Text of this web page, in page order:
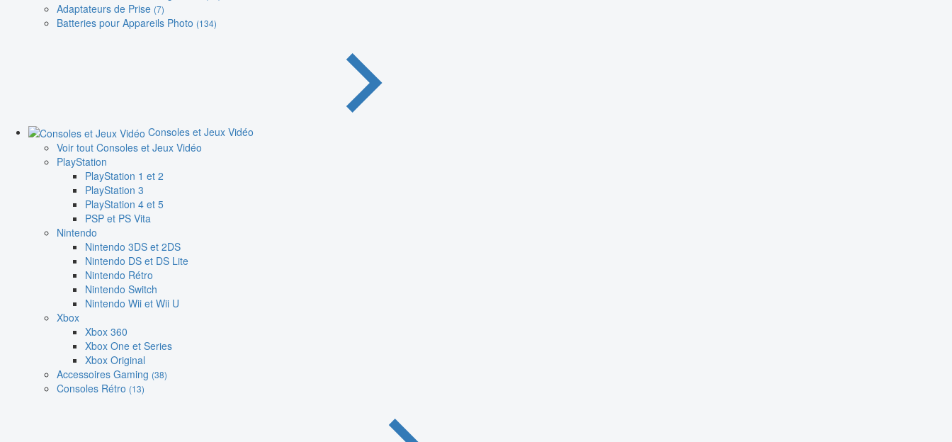
Adaptateurs de Prise (7)
Batteries pour Appareils Photo (134)
Consoles et Jeux Vidéo
Voir tout Consoles et Jeux Vidéo
PlayStation
PlayStation 1 et 2
PlayStation 3
PlayStation 4 et 5
PSP et PS Vita
Nintendo
Nintendo 3DS et 2DS
Nintendo DS et DS Lite
Nintendo Rétro
Nintendo Switch
Nintendo Wii et Wii U
Xbox
Xbox 360
Xbox One et Series
Xbox Original
Accessoires Gaming (38)
Consoles Rétro (13)